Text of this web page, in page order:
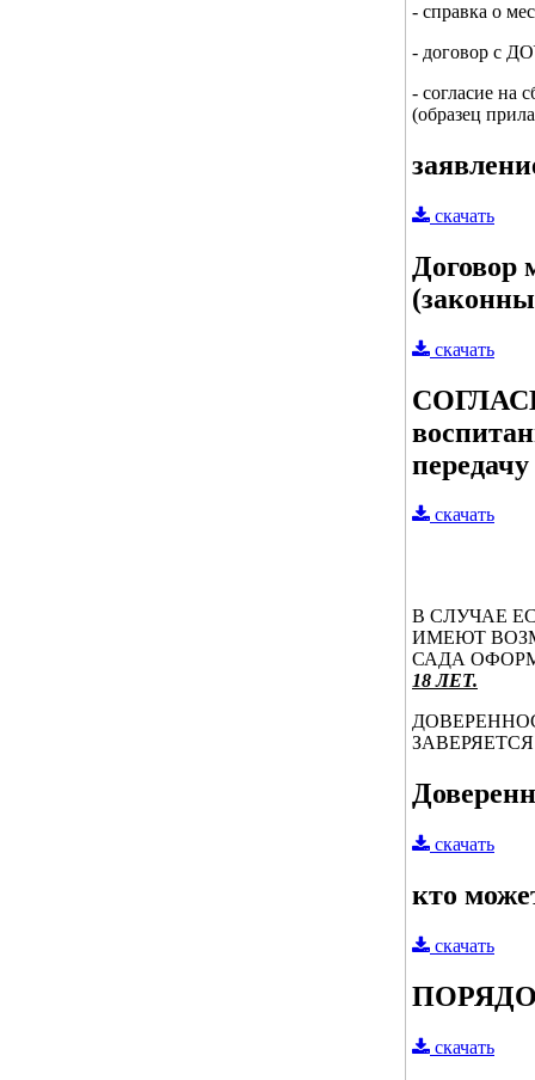
- справка о
- договор с
- согласие на
(образец
скачать
скачать
скачать
В СЛУЧАЕ
ИМЕЮТ
САДА
18 ЛЕТ.
скачать
кто
скачать
скачать